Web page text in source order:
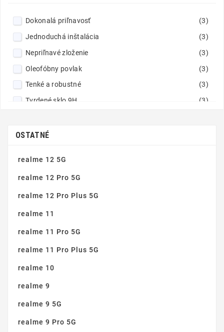
Dokonalá priľnavosť
(3)
Jednoduchá inštalácia
(3)
Nepriľnavé zloženie
(3)
Oleofóbny povlak
(3)
Tenké a robustné
(3)
Tvrdené sklo 9H
(3)
Zaoblené hrany
OSTATNÉ
realme 12 5G
realme 12 Pro 5G
realme 12 Pro Plus 5G
realme 11
realme 11 Pro 5G
realme 11 Pro Plus 5G
realme 10
realme 9
realme 9 5G
realme 9 Pro 5G